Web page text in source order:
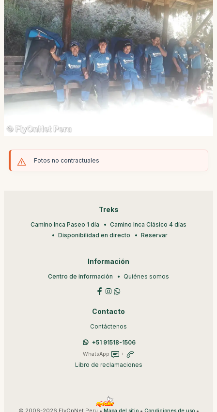
Fotos no contractuales
Treks
Camino Inca Paseo 1 día
Camino Inca Clásico 4 días
Disponibilidad en directo
Reservar
Información
Centro de información Quiénes somos
Contacto
Contáctenos
+51 91518-1506
WhatsApp +
Libro de reclamaciones
© 2006-2026 FlyOnNet Peru • • •